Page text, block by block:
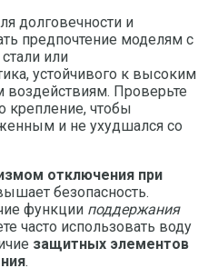
долговечности и
предпочтение моделям с
или
устойчивого к высоким
воздействиям. Проверьте
крепление, чтобы
и не ухудшался со
отключения при
безопасность.
функции поддержания
часто использовать воду
защитных элементов
.